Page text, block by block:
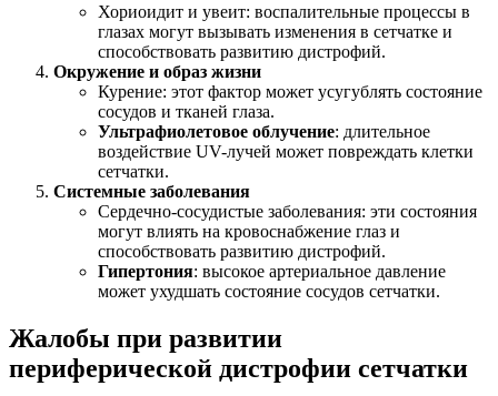
Хориоидит и увеит: воспалительные процессы в
глазах могут вызывать изменения в сетчатке и
способствовать развитию дистрофий.
Окружение и образ жизни
Курение: этот фактор может усугублять состояние
сосудов и тканей глаза.
Ультрафиолетовое облучение: длительное
воздействие UV-лучей может повреждать клетки
сетчатки.
Системные заболевания
Сердечно-сосудистые заболевания: эти состояния
могут влиять на кровоснабжение глаз и
способствовать развитию дистрофий.
Гипертония: высокое артериальное давление
может ухудшать состояние сосудов сетчатки.
Жалобы при развитии
периферической дистрофии сетчатки